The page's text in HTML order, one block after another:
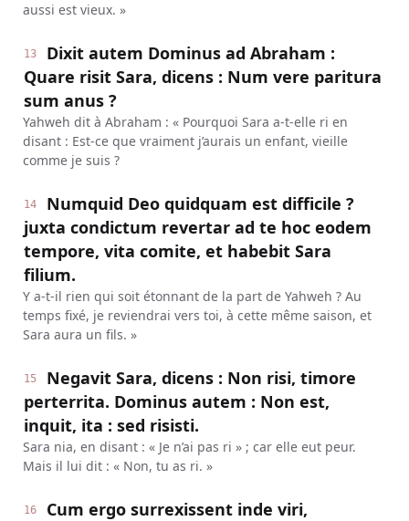
aussi est vieux. »
13
Dixit autem Dominus ad Abraham :
Quare risit Sara, dicens : Num vere paritura
sum anus ?
Yahweh dit à Abraham : « Pourquoi Sara a-t-elle ri en
disant : Est-ce que vraiment j’aurais un enfant, vieille
comme je suis ?
14
Numquid Deo quidquam est difficile ?
juxta condictum revertar ad te hoc eodem
tempore, vita comite, et habebit Sara
filium.
Y a-t-il rien qui soit étonnant de la part de Yahweh ? Au
temps fixé, je reviendrai vers toi, à cette même saison, et
Sara aura un fils. »
15
Negavit Sara, dicens : Non risi, timore
perterrita. Dominus autem : Non est,
inquit, ita : sed risisti.
Sara nia, en disant : « Je n’ai pas ri » ; car elle eut peur.
Mais il lui dit : « Non, tu as ri. »
16 Cum ergo surrexissent inde viri,